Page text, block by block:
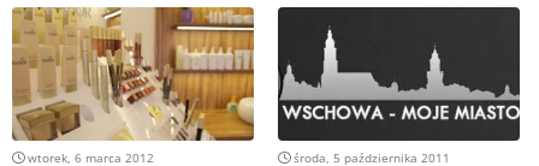
wtorek, 6 marca 2012 środa, 5 października 2011